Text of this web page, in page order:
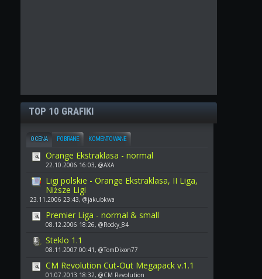
TOP 10 GRAFIKI
OCENA POBRANE KOMENTOWANE
Orange Ekstraklasa - normal
22.10.2006 16:03, @AXA
Ligi polskie - Orange Ekstraklasa, II Liga,
Niższe Ligi
23.11.2006 23:43, @jakubkwa
Premier Liga - normal & small
08.12.2006 18:26, @Rocky_84
Steklo 1.1
08.11.2007 00:41, @TomDixon77
CM Revolution Cut-Out Megapack v.1.1
01.07.2013 18:32, @CM Revolution